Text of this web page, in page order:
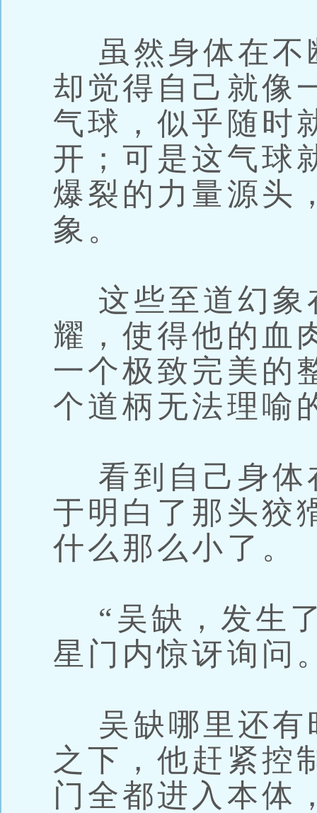
虽然身体在不
却觉得自己就像
气球，似乎随时
开；可是这气球
爆裂的力量源头
象。
这些至道幻象
耀，使得他的血
一个极致完美的
个道柄无法理喻
看到自己身体
于明白了那头狡
什么那么小了。
“吴缺，发生
星门内惊讶询问
吴缺哪里还有
之下，他赶紧控
门全都进入本体